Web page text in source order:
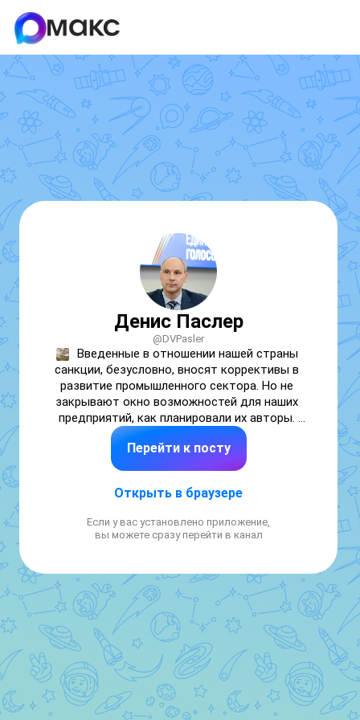
Денис Паслер
@DVPasler
Введенные в отношении нашей страны
санкции, безусловно, вносят коррективы в
развитие промышленного сектора. Но не
закрывают окно возможностей для наших
предприятий, как планировали их авторы.
Уральские производства на основе
собственных научных и инженерных
решений создают новые
укрепляют свою индустриальную базу.
Особое внимание уделяем развитию
производство электронных и оптических
изделий. Одними из лидеров Свердловской
области в этой сфере являются «Уральский
оптико-механический завод» и «Прософт-
системы».
Значимых результатов добились
предприятия, работающие в сфере
производства химических веществ и
Перейти к посту
Открыть в браузере
Если у вас установлено приложение,
вы можете сразу перейти в канал